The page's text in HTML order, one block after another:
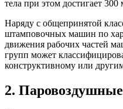
тела при этом достигает 300
Наряду с общепринятой
штамповочных машин по
движения рабочих частей
групп может
конструктивному или
2.